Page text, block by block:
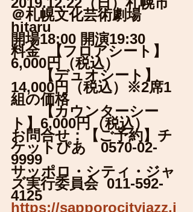
＠札幌文化芸術劇場
hitaru
開場18:00 開演19:30
料金  【フロアシート】
6,000円（税込）
【デュオシート】
14,000円（税込）※2席1
組の価格
【カウンターシー
ト】6,000円（税込）
お問合せ：【ご予約】チ
ケットぴあ　0570-02-
9999
サッポロ・シティ・ジャ
ズ実行委員会  011-592-
4125
https://sapporocityjazz.j